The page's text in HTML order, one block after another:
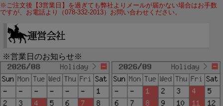
※ご注文後【3営業日】を過ぎても弊社よりメールが届かない場合はお手数
ですが、お電話より（078-332-2013）お問い合わせください。
※営業日のお知らせ※